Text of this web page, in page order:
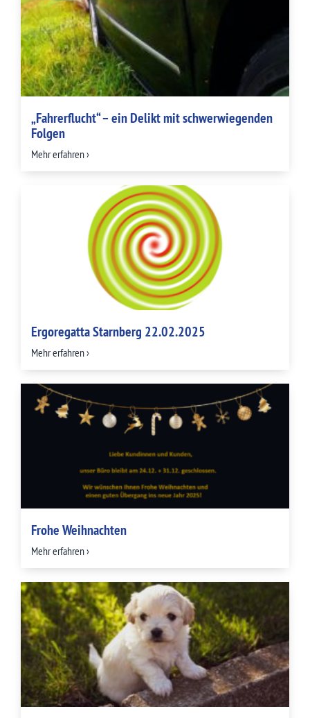
„Fahrerflucht“ – ein Delikt mit schwerwiegenden
Folgen
Mehr erfahren ›
Ergoregatta Starnberg 22.02.2025
Mehr erfahren ›
Frohe Weihnachten
Mehr erfahren ›